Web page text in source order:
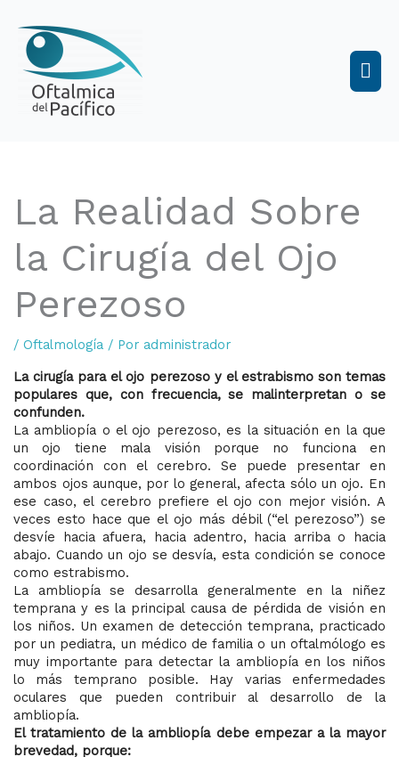
contenido
La Realidad Sobre
la Cirugía del Ojo
Perezoso
/Oftalmología / Por administrador
La cirugía para el ojo perezoso y el estrabismo son temas
populares que, con frecuencia, se malinterpretan o se
confunden.
La ambliopía o el ojo perezoso, es la situación en la que
un ojo tiene mala visión porque no funciona en
coordinación con el cerebro. Se puede presentar en
ambos ojos aunque, por lo general, afecta sólo un ojo. En
ese caso, el cerebro prefiere el ojo con mejor visión. A
veces esto hace que el ojo más débil (“el perezoso”) se
desvíe hacia afuera, hacia adentro, hacia arriba o hacia
abajo. Cuando un ojo se desvía, esta condición se conoce
como estrabismo.
La ambliopía se desarrolla generalmente en la niñez
temprana y es la principal causa de pérdida de visión en
los niños. Un examen de detección temprana, practicado
por un pediatra, un médico de familia o un oftalmólogo es
muy importante para detectar la ambliopía en los niños
lo más temprano posible. Hay varias enfermedades
oculares que pueden contribuir al desarrollo de la
ambliopía.
El tratamiento de la ambliopía debe empezar a la mayor
brevedad, porque: